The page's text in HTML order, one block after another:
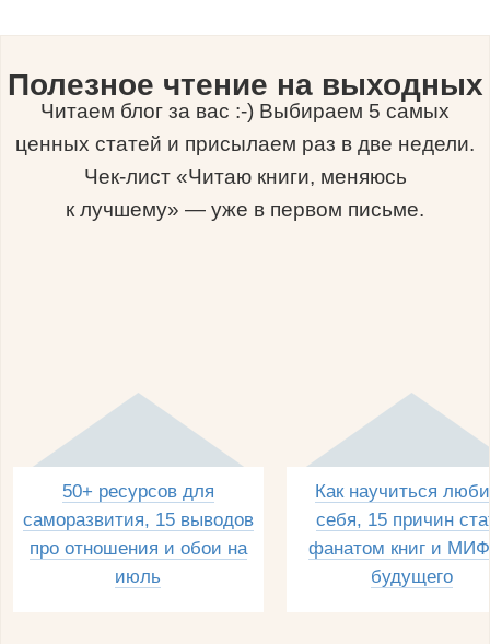
Полезное чтение на выходных
Читаем блог за вас :-) Выбираем 5 самых
ценных статей и присылаем раз в две недели.
Чек-лист «Читаю книги, меняюсь
к лучшему» — уже в первом письме.
50+ ресурсов для
саморазвития, 15 выводов
про отношения и обои на
июль
Как научиться
себя, 15 причин
фанатом книг и
будущего